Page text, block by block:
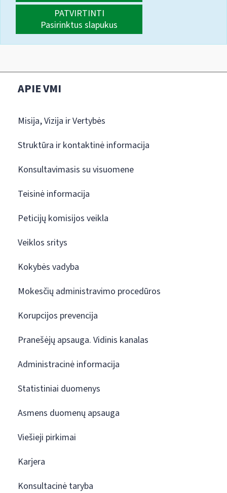
PATVIRTINTI
Pasirinktus slapukus
APIE VMI
Misija, Vizija ir Vertybės
Struktūra ir kontaktinė informacija
Konsultavimasis su visuomene
Teisinė informacija
Peticijų komisijos veikla
Veiklos sritys
Kokybės vadyba
Mokesčių administravimo procedūros
Korupcijos prevencija
Pranešėjų apsauga. Vidinis kanalas
Administracinė informacija
Statistiniai duomenys
Asmens duomenų apsauga
Viešieji pirkimai
Karjera
Konsultacinė taryba